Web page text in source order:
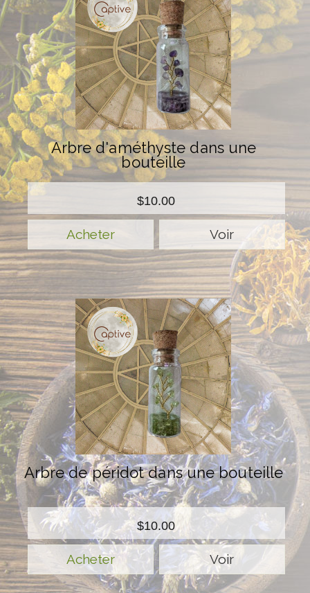
Arbre d'améthyste dans une
bouteille
$10.00
Voir
Arbre de péridot dans une bouteille
$10.00
Voir